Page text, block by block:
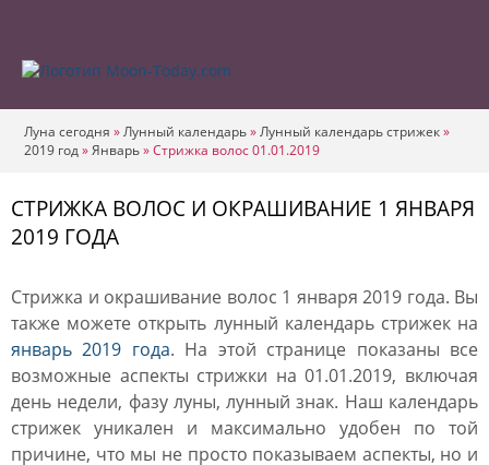
Луна сегодня »Лунный календарь»Лунный календарь стрижек»
2019 год»Январь»Стрижка волос 01.01.2019
СТРИЖКА ВОЛОС И ОКРАШИВАНИЕ 1 ЯНВАРЯ
2019 ГОДА
Стрижка и окрашивание волос 1 января 2019 года. Вы
также можете открыть лунный календарь стрижек на
январь 2019 года. На этой странице показаны все
возможные аспекты стрижки на 01.01.2019, включая
день недели, фазу луны, лунный знак. Наш календарь
стрижек уникален и максимально удобен по той
причине, что мы не просто показываем аспекты, но и